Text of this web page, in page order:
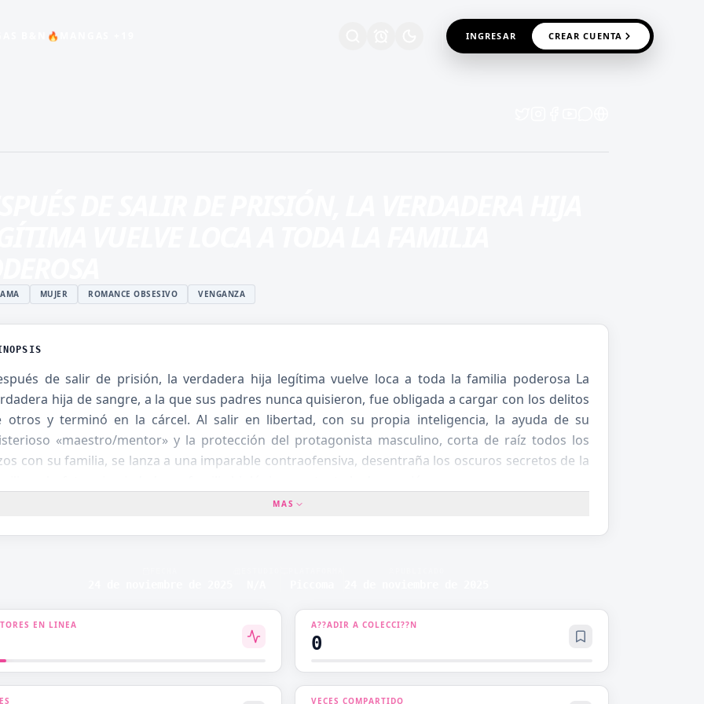
MANGA JUVENIL DE
OTOME
PROTAGONISTA
DOMINANTE
ROMANCE
MUNDOS
🔥 INGRESAR CREAR CUENTA
MUJER ROMANCE OBSESIVO VENGANZA
de salir de prisión, la verdadera hija legítima vuelve loca a toda la familia poderosa La
hija de sangre, a la que sus padres nunca quisieron, fue obligada a cargar con los delitos
otros y terminó en la cárcel. Al salir en libertad, con su propia inteligencia, la ayuda de su
«maestro/mentor» y la protección del protagonista masculino, corta de raíz todos los
con su familia, se lanza a una imparable contraofensiva, desentraña los oscuros secretos de la
MAS
EN LINEA A??ADIR A COLECCI??N
0
VECES COMPARTIDO